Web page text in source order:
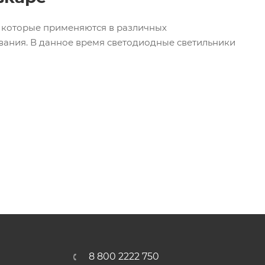
применяются в различных
В данное время светодиодные светильники
8 800 2222 750